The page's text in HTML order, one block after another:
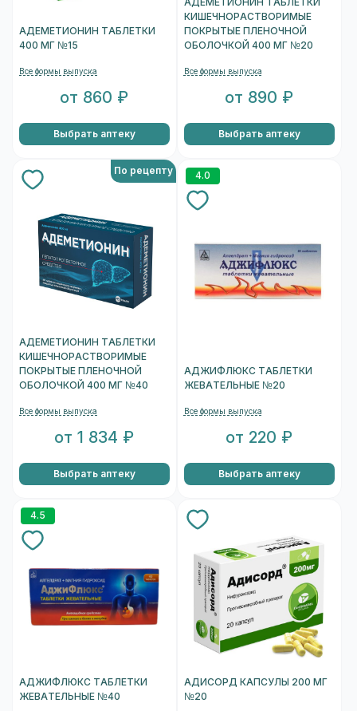
АДЕМЕТИОНИН ТАБЛЕТКИ
400 МГ №15
Все формы выпуска
от 860 ₽
Выбрать аптеку
АДЕМЕТИОНИН ТАБЛЕТКИ
КИШЕЧНОРАСТВОРИМЫЕ
ПОКРЫТЫЕ ПЛЕНОЧНОЙ
ОБОЛОЧКОЙ 400 МГ №20
Все формы выпуска
от 890 ₽
Выбрать аптеку
По рецепту
АДЕМЕТИОНИН ТАБЛЕТКИ
КИШЕЧНОРАСТВОРИМЫЕ
ПОКРЫТЫЕ ПЛЕНОЧНОЙ
ОБОЛОЧКОЙ 400 МГ №40
Все формы выпуска
от 1 834 ₽
Выбрать аптеку
4.0
АДЖИФЛЮКС ТАБЛЕТКИ
ЖЕВАТЕЛЬНЫЕ №20
Все формы выпуска
от 220 ₽
Выбрать аптеку
4.5
АДЖИФЛЮКС ТАБЛЕТКИ
ЖЕВАТЕЛЬНЫЕ №40
АДИСОРД КАПСУЛЫ 200 МГ
№20